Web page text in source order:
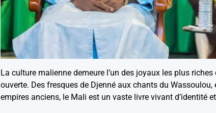
La culture malienne demeure l’un des joyaux les plus
ouverte. Des fresques de Djenné aux chants du
empires anciens, le Mali est un vaste livre vivant d’identité